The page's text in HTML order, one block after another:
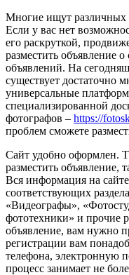
Многие ищут различных
Если у вас нет
его раскруткой,
разместить объявление
объявлений. На
существует достаточно
универсальные
специализированной
фотографов – https://
проблем сможете
Сайт удобно оформлен.
разместить объявление,
Вся информация на
соответствующих
«Видеографы»,
фототехники» и прочие
объявление, вам нужно
регистрации вам
телефона, электронную
процесс занимает не